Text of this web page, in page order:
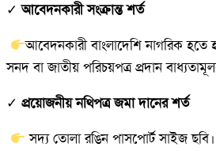
✓আবেদনকারী সংক্রান্ত শর্ত
আবেদনকারী বাংলাদেশি নাগরিক
সনদ বা জাতীয় পরিচয়পত্র প্রদান
✓ প্রয়োজনীয় নথিপত্র জমা দানের শর্ত
সদ্য তোলা রঙিন পাসপোর্ট সাইজ